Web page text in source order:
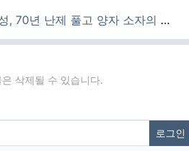
난제 풀고 양자 소자의 새 길을 열다
로그인